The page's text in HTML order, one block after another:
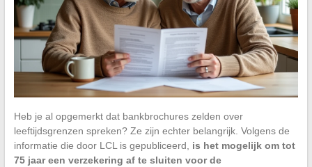
Heb je al opgemerkt dat bankbrochures zelden over
leeftijdsgrenzen spreken? Ze zijn echter belangrijk. Volgens de
informatie die door LCL is gepubliceerd, is het mogelijk om tot
75 jaar een verzekering af te sluiten voor de